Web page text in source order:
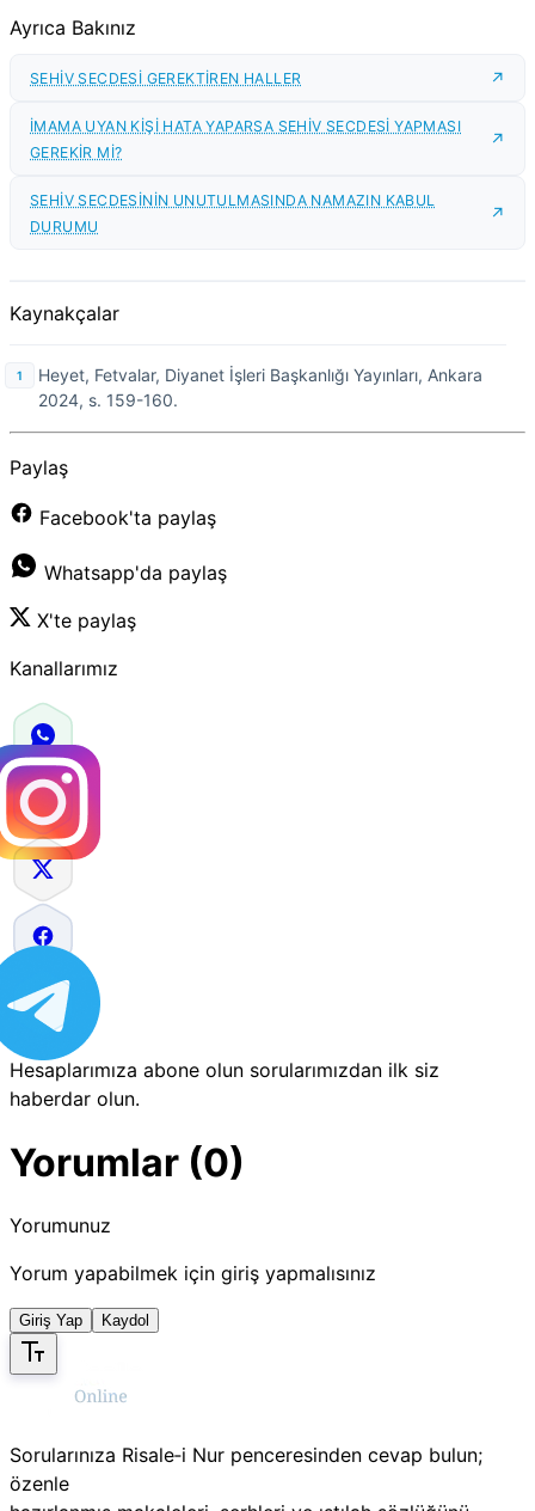
Ayrıca Bakınız
SEHİV SECDESİ GEREKTİREN HALLER
İMAMA UYAN KİŞİ HATA YAPARSA SEHİV SECDESİ YAPMASI
GEREKİR Mİ?
SEHİV SECDESİNİN UNUTULMASINDA NAMAZIN KABUL
DURUMU
Kaynakçalar
Heyet, Fetvalar, Diyanet İşleri Başkanlığı Yayınları, Ankara
2024, s. 159-160.
Paylaş
Facebook'ta paylaş
Whatsapp'da paylaş
X'te paylaş
Kanallarımız
Hesaplarımıza abone olun sorularımızdan ilk siz
haberdar olun.
Yorumlar (0)
Yorumunuz
Yorum yapabilmek için giriş yapmalısınız
Giriş Yap Kaydol
Sorularınıza Risale‑i Nur penceresinden cevap bulun;
özenle